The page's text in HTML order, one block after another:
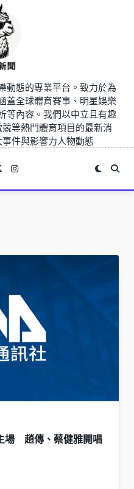
動態的專業平台。致力於為
蓋全球體育賽事、明星娛樂
等內容。我們以中立且有趣
等熱門體育項目的最新消
件與影響力人物動態
場 趙傳、蔡健雅開唱